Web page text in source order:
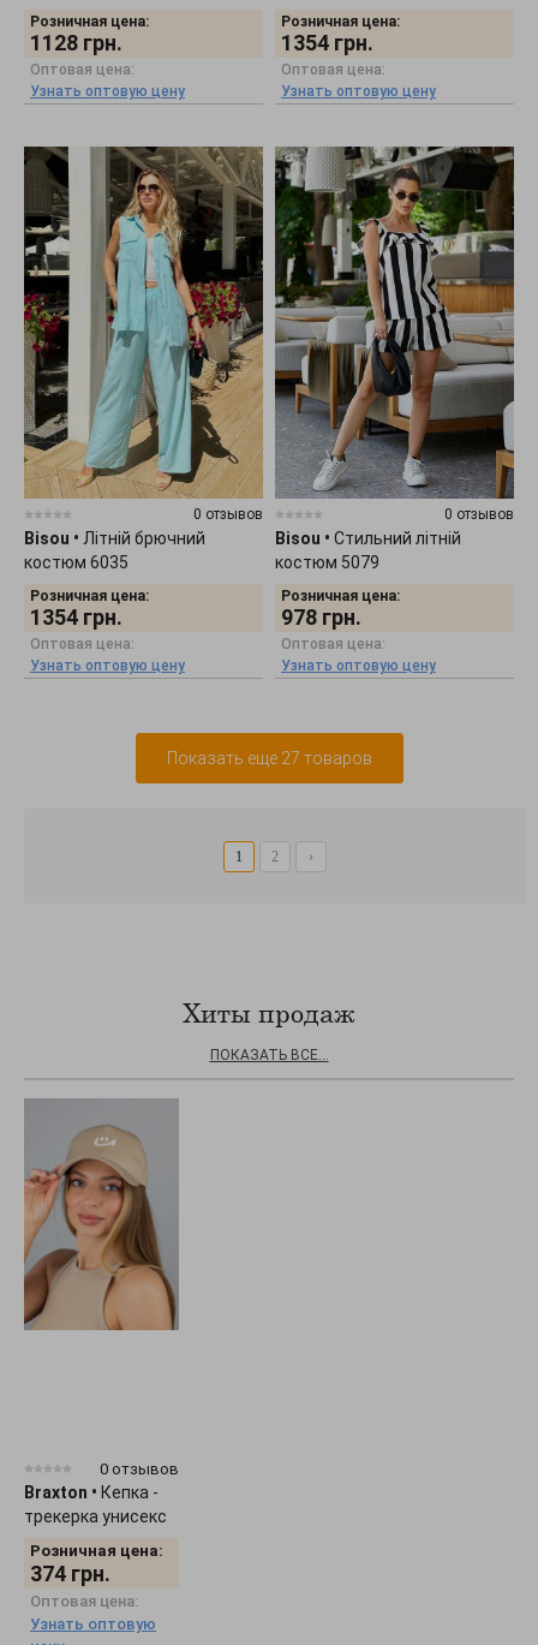
Розничная цена:
1128 грн.
Оптовая цена:
Узнать оптовую цену
Розничная цена:
1354 грн.
Оптовая цена:
Узнать оптовую цену
0 отзывов
Bisou • Літній брючний
костюм 6035
Розничная цена:
1354 грн.
Оптовая цена:
Узнать оптовую цену
0 отзывов
Bisou • Стильний літній
костюм 5079
Розничная цена:
978 грн.
Оптовая цена:
Узнать оптовую цену
Показать еще 27 товаров
1 2 ›
Хиты продаж
ПОКАЗАТЬ ВСЕ...
0 отзывов
Braxton • Кепка -
трекерка унисекс
Розничная цена:
374 грн.
Оптовая цена:
Узнать оптовую